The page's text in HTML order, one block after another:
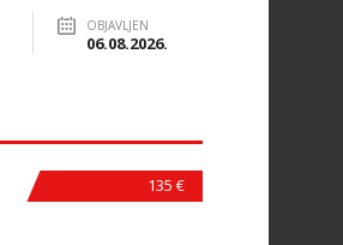
OBJAVLJEN
06.08.2026.
135 €